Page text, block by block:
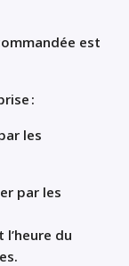
est
:
les
par les
du
.